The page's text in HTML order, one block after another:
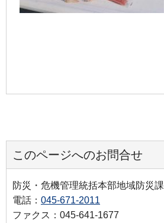
このページへのお問合せ
防災・危機管理統括本部地域防災課
電話： 045-671-2011
ファクス：045-641-1677